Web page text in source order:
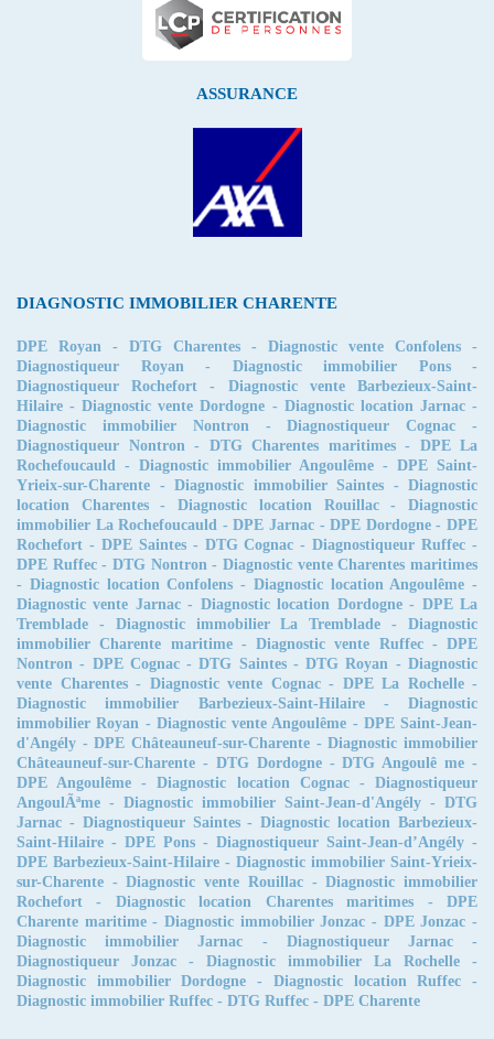
ASSURANCE
DIAGNOSTIC IMMOBILIER CHARENTE
DPE Royan - DTG Charentes - Diagnostic vente Confolens -
Diagnostiqueur Royan- Diagnostic immobilier Pons-
Diagnostiqueur Rochefort - Diagnostic vente Barbezieux-Saint-
Hilaire -Diagnostic vente Dordogne - Diagnostic location Jarnac-
Diagnostic immobilier Nontron-Diagnostiqueur Cognac -
Diagnostiqueur Nontron- DTG Charentes maritimes- DPE La
Rochefoucauld - Diagnostic immobilier Angoulême - DPE Saint-
Yrieix-sur-Charente - Diagnostic immobilier Saintes - Diagnostic
location Charentes-Diagnostic location Rouillac-Diagnostic
immobilier La Rochefoucauld -DPE Jarnac -DPE Dordogne-DPE
Rochefort - DPE Saintes- DTG Cognac -Diagnostiqueur Ruffec -
DPE Ruffec-DTG Nontron-Diagnostic vente Charentes maritimes
- Diagnostic location Confolens - Diagnostic location Angoulême -
Diagnostic vente Jarnac- Diagnostic location Dordogne- DPE La
Tremblade - Diagnostic immobilier La Tremblade -Diagnostic
immobilier Charente maritime- Diagnostic vente Ruffec- DPE
Nontron - DPE Cognac-DTG Saintes-DTG Royan -Diagnostic
vente Charentes- Diagnostic vente Cognac- DPE La Rochelle-
Diagnostic immobilier Barbezieux-Saint-Hilaire- Diagnostic
immobilier Royan - Diagnostic vente Angoulême - DPE Saint-Jean-
d'Angély -DPE Châteauneuf-sur-Charente -Diagnostic immobilier
Châteauneuf-sur-Charente - DTG Dordogne-DTG Angoulê me -
DPE Angoulême -Diagnostic location Cognac-Diagnostiqueur
AngoulÃªme - Diagnostic immobilier Saint-Jean-d'Angély - DTG
Jarnac - Diagnostiqueur Saintes-Diagnostic location Barbezieux-
Saint-Hilaire - DPE Pons - Diagnostiqueur Saint-Jean-d’Angély -
DPE Barbezieux-Saint-Hilaire - Diagnostic immobilier Saint-Yrieix-
sur-Charente -Diagnostic vente Rouillac-Diagnostic immobilier
Rochefort - Diagnostic location Charentes maritimes -DPE
Charente maritime-Diagnostic immobilier Jonzac - DPE Jonzac -
Diagnostic immobilier Jarnac - Diagnostiqueur Jarnac-
Diagnostiqueur Jonzac - Diagnostic immobilier La Rochelle -
Diagnostic immobilier Dordogne - Diagnostic location Ruffec -
Diagnostic immobilier Ruffec - DTG Ruffec - DPE Charente